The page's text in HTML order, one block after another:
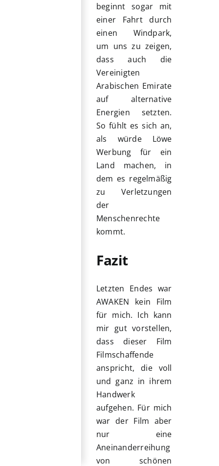
beginnt sogar mit
einer Fahrt durch
einen Windpark,
um uns zu zeigen,
dass auch die
Vereinigten
Arabischen Emirate
auf alternative
Energien setzten.
So fühlt es sich an,
als würde Löwe
Werbung für ein
Land machen, in
dem es regelmäßig
zu Verletzungen
der
Menschenrechte
kommt.
Fazit
Letzten Endes war
AWAKEN kein Film
für mich. Ich kann
mir gut vorstellen,
dass dieser Film
Filmschaffende
anspricht, die voll
und ganz in ihrem
Handwerk
aufgehen. Für mich
war der Film aber
nur eine
Aneinanderreihung
von schönen